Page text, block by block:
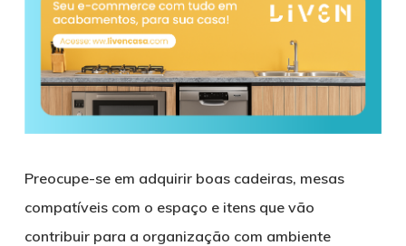
Preocupe-se em adquirir boas cadeiras, mesas
compatíveis com o espaço e itens que vão
contribuir para a organização com ambiente